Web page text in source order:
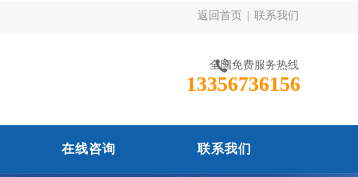
返回首页 联系我们
全国免费服务热线
13356736156
在线咨询 联系我们